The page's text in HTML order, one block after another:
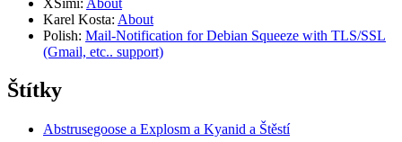
XSimi: About
Karel Kosta: About
Polish: Mail-Notification for Debian Squeeze with TLS/SSL
(Gmail, etc.. support)
Štítky
Abstrusegoose a Explosm a Kyanid a Štěstí